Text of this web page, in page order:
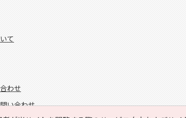
て
わせ
い合わせ